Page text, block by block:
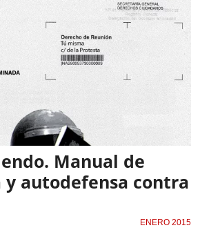
Manual de
y autodefensa contra
ENERO 2015